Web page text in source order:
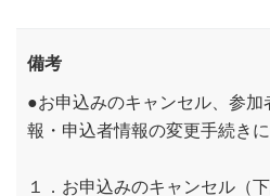
備考
●お申込みのキャンセル、参
報・申込者情報の変更手続き
１．お申込みのキャンセル（